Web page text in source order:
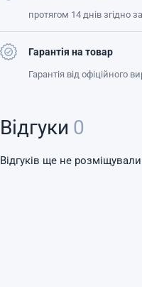
протягом 14 днів згідно
Гарантія на товар
Гарантія від офіційного
Відгуки 0
Відгуків ще не розміщували